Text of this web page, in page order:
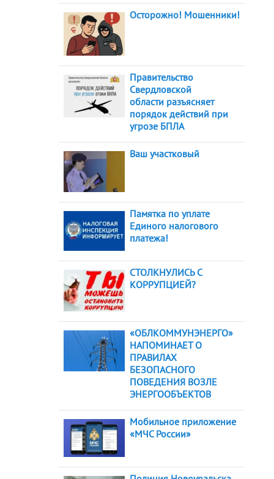
Осторожно! Мошенники!
Правительство
Свердловской
области разъясняет
порядок действий при
угрозе БПЛА
Ваш участковый
Памятка по уплате
Единого налогового
платежа!
СТОЛКНУЛИСЬ С
КОРРУПЦИЕЙ?
«ОБЛКОММУНЭНЕРГО»
НАПОМИНАЕТ О
ПРАВИЛАХ
БЕЗОПАСНОГО
ПОВЕДЕНИЯ ВОЗЛЕ
ЭНЕРГООБЪЕКТОВ
Мобильное приложение
«МЧС России»